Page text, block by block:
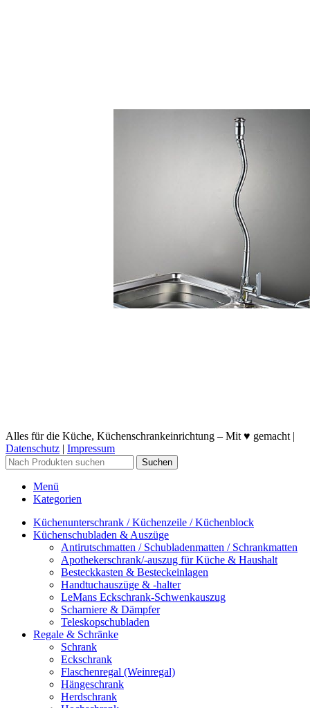
Alles für die Küche, Küchenschrankeinrichtung – Mit ♥ gemacht |
Datenschutz | Impressum
Suchen
Menü
Kategorien
Küchenunterschrank / Küchenzeile / Küchenblock
Küchenschubladen & Auszüge
Antirutschmatten / Schubladenmatten / Schrankmatten
Apothekerschrank/-auszug für Küche & Haushalt
Besteckkasten & Besteckeinlagen
Handtuchauszüge & -halter
LeMans Eckschrank-Schwenkauszug
Scharniere & Dämpfer
Teleskopschubladen
Regale & Schränke
Schrank
Eckschrank
Flaschenregal (Weinregal)
Hängeschrank
Herdschrank